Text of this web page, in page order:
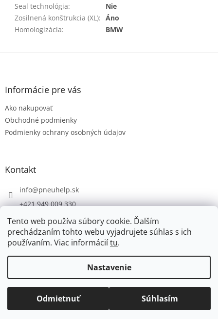
Tento web používa súbory cookie. Ďalším
prechádzaním tohto webu vyjadrujete súhlas s ich
používaním. Viac informáciítu.
Nastavenie
Odmietnuť Súhlasím
Seal technológia:
Nie
Zosilnená konštrukcia (XL): Áno
Homologizácia: BMW
Z
Informácie pre vás
Ako nakupovať
Obchodné podmienky
Podmienky ochrany osobných údajov
Kontakt
info@pneuhelp.sk
+421 949 009 330
Copyright 2026PNEUHELP.SK. Všetky práva vyhradené.
Upraviť nastavenie cookies